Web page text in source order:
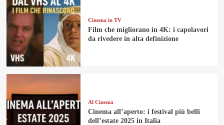
Cinema in TV
Film che migliorano in 4K: i capolavori
da rivedere in alta definizione
Al Cinema
Cinema all’aperto: i festival più belli
dell’estate 2025 in Italia